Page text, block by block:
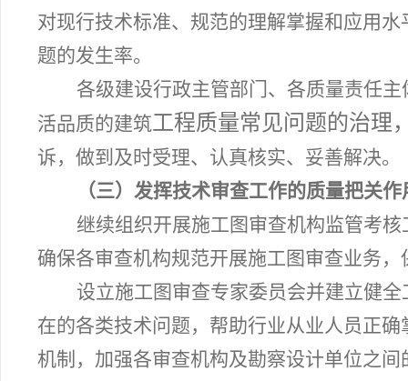
对现行技术标准、规范的理解掌握和应用
题的发生率。
各级建设行政主管部门、各质量责任主
活品质的建筑工程质量常见问题的治理
诉，做到及时受理、认真核实、妥善解决。
（三）发挥技术审查工作的质量把关作
继续组织开展施工图审查机构监管考
确保各审查机构规范开展施工图审查业务，
设立施工图审查专家委员会并建立健
在的各类技术问题，帮助行业从业人员正
机制，加强各审查机构及勘察设计单位之